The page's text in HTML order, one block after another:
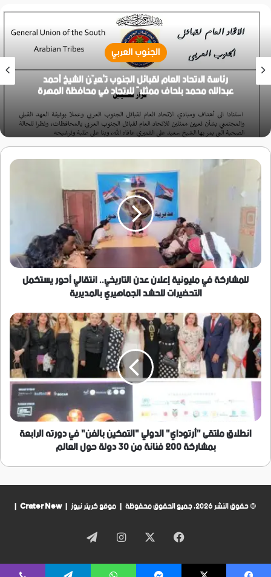
الجنوب العربي
رئاسة الاتحاد العام لقبائل الجنوب تُعيّن الشيخ أحمد
عبدالله محمد بلحاف ممثلاً للاتحاد في محافظة المهرة
للمشاركة
في
مليونية
إعلان
عدن
التاريخي..
انتقالي
أحور
يستكمل
التحضيرات
للحشد
بالمديرية
للمشاركة في مليونية إعلان عدن التاريخي.. انتقالي أحور يستكمل
التحضيرات للحشد الجماهيري بالمديرية
انطلاق
ملتقى
"أرتوداي"
الدولي
"التمكين
بالفن"
في
دورته
الرابعة
بمشاركة
200
من
30دولة
حول
انطلاق ملتقى "أرتوداي" الدولي "التمكين بالفن" في دورته الرابعة
بمشاركة 200 فنانة من 30 دولة حول العالم
© حقوق النشر 2026، جميع الحقوق محفوظة | موقع كريتر نيوز | Crater New
|
فيسبوك انستقرامتيلقرام